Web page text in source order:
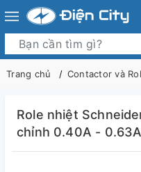
Trang chủ Contactor và
Role nhiệt
chỉnh 0.40A - 0.63A